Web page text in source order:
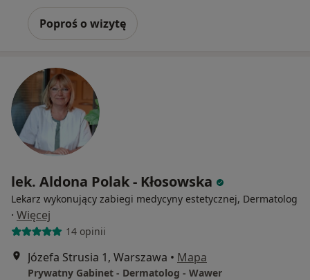
Poproś o wizytę
lek. Aldona Polak - Kłosowska
Lekarz wykonujący zabiegi medycyny estetycznej, Dermatolog
· Więcej
14 opinii
Józefa Strusia 1, Warszawa • Mapa
Prywatny Gabinet - Dermatolog - Wawer